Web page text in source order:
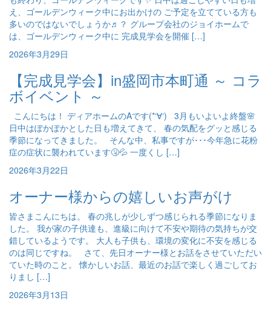
え、ゴールデンウィーク中にお出かけの ご予定を立てている方も
多いのではないでしょうか♬？ グループ会社のジョイホームで
は、ゴールデンウィーク中に 完成見学会を開催 […]
2026年3月29日
【完成見学会】in盛岡市本町通 ～ コラ
ボイベント ～
こんにちは！ ディアホームのAです(*‘∀‘) 3月もいよいよ終盤🌸
日中はぽかぽかとした日も増えてきて、 春の気配をグッと感じる
季節になってきました。 そんな中、私事ですが･･･今年急に花粉
症の症状に襲われています🤧💦 一度くし […]
2026年3月22日
オーナー様からの嬉しいお声がけ
皆さまこんにちは。 春の兆しが少しずつ感じられる季節になりま
した。 我が家の子供達も、進級に向けて不安や期待の気持ちが交
錯しているようです。 大人も子供も、環境の変化に不安を感じる
のは同じですね。 さて、先日オーナー様とお話をさせていただい
ていた時のこと。 懐かしいお話、最近のお話で楽しく過ごしてお
りまし […]
2026年3月13日